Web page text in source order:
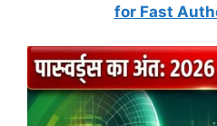
for Fast